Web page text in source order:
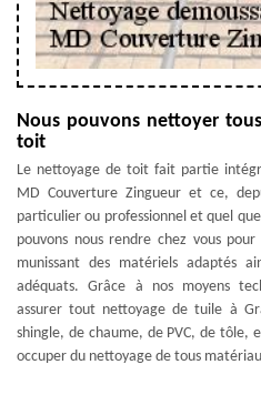
Nous pouvons nettoyer
toit
Le nettoyage de toit fait partie
MD Couverture Zingueur et ce,
particulier ou professionnel et quel
pouvons nous rendre chez vous
munissant des matériels adaptés
adéquats. Grâce à nos moyens
assurer tout nettoyage de tuile à
shingle, de chaume, de PVC, de tôle,
occuper du nettoyage de tous